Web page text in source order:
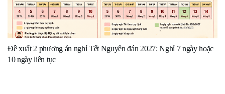
Đề xuất 2 phương án nghỉ Tết Nguyên đán 2027: Nghỉ 7 ngày hoặc
10 ngày liên tục